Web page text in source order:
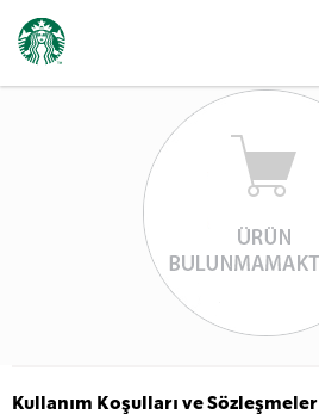
Kullanım Koşulları ve Sözleşmeler